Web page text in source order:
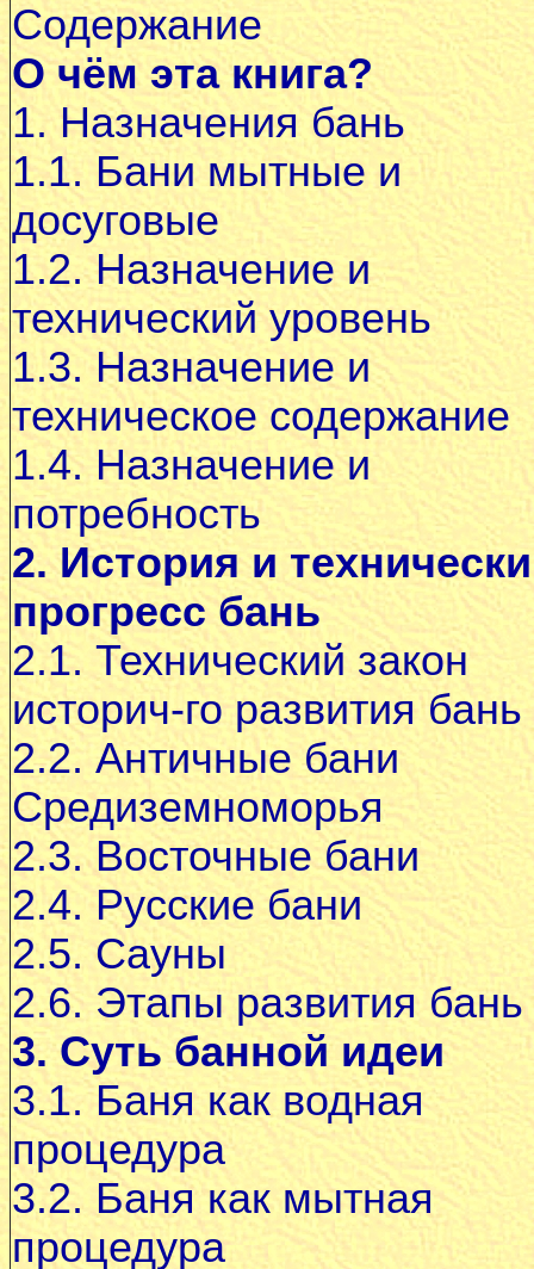
Содержание
О чём эта книга?
1. Назначения бань
1.1. Бани мытные и
досуговые
1.2. Назначение и
технический уровень
1.3. Назначение и
техническое содержание
1.4. Назначение и
потребность
2. История и
прогресс бань
2.1. Технический закон
историч-го развития бань
2.2. Античные бани
Средиземноморья
2.3. Восточные бани
2.4. Русские бани
2.5. Сауны
2.6. Этапы развития бань
3. Суть банной идеи
3.1. Баня как водная
процедура
3.2. Баня как мытная
процедура